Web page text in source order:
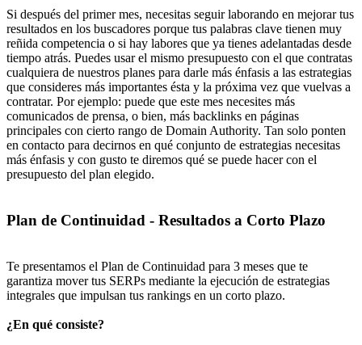
Si después del primer mes, necesitas seguir laborando en mejorar tus
resultados en los buscadores porque tus palabras clave tienen muy
reñida competencia o si hay labores que ya tienes adelantadas desde
tiempo atrás. Puedes usar el mismo presupuesto con el que contratas
cualquiera de nuestros planes para darle más énfasis a las estrategias
que consideres más importantes ésta y la próxima vez que vuelvas a
contratar. Por ejemplo: puede que este mes necesites más
comunicados de prensa, o bien, más backlinks en páginas
principales con cierto rango de Domain Authority. Tan solo ponten
en contacto para decirnos en qué conjunto de estrategias necesitas
más énfasis y con gusto te diremos qué se puede hacer con el
presupuesto del plan elegido.
Plan de Continuidad - Resultados a Corto Plazo
Te presentamos el Plan de Continuidad para 3 meses que te
garantiza mover tus SERPs mediante la ejecución de estrategias
integrales que impulsan tus rankings en un corto plazo.
¿En qué consiste?